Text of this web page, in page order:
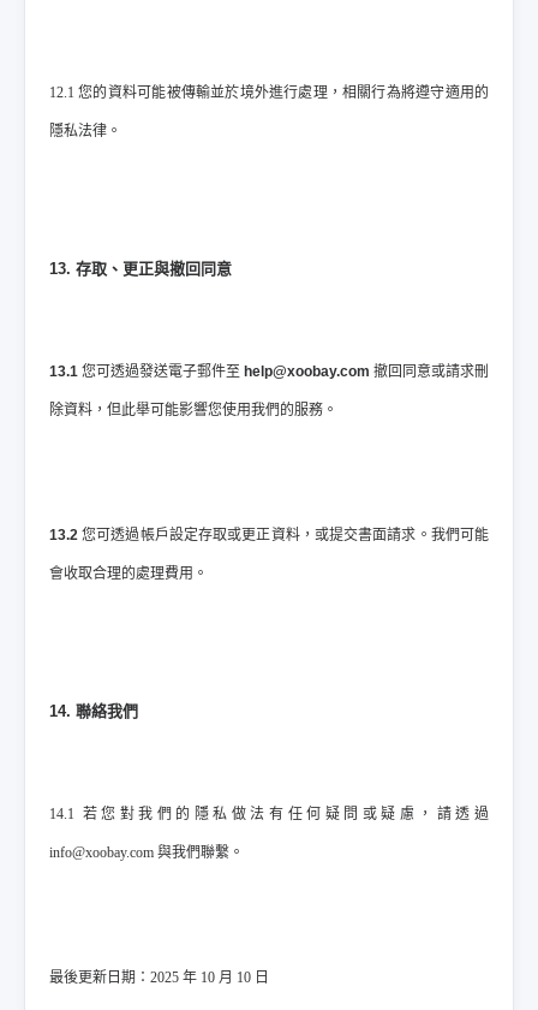
12.1 您的資料可能被傳輸並於境外進行處理，相關行為將遵守適用的
隱私法律。
13. 存取、更正與撤回同意
13.1 您可透過發送電子郵件至 help@xoobay.com 撤回同意或請求刪
除資料，但此舉可能影響您使用我們的服務。
13.2 您可透過帳戶設定存取或更正資料，或提交書面請求。我們可能
會收取合理的處理費用。
14. 聯絡我們
14.1 若您對我們的隱私做法有任何疑問或疑慮，請透過
info@xoobay.com 與我們聯繫。
最後更新日期：2025 年 10 月 10 日